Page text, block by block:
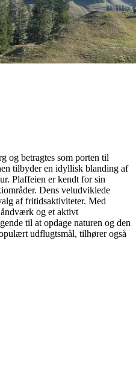
og betragtes som porten til
tilbyder en idyllisk blanding af
Plaffeien er kendt for sin
Dens veludviklede
af fritidsaktiviteter. Med
og et aktivt
til at opdage naturen og den
udflugtsmål, tilhører også